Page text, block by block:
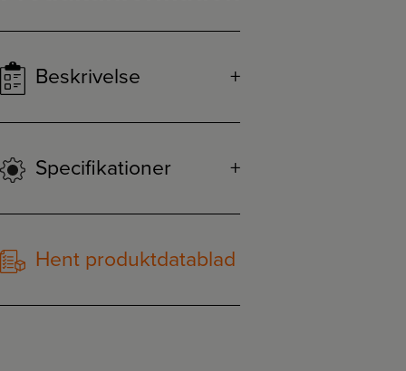
Beskrivelse
Specifikationer
Hent produktdatablad